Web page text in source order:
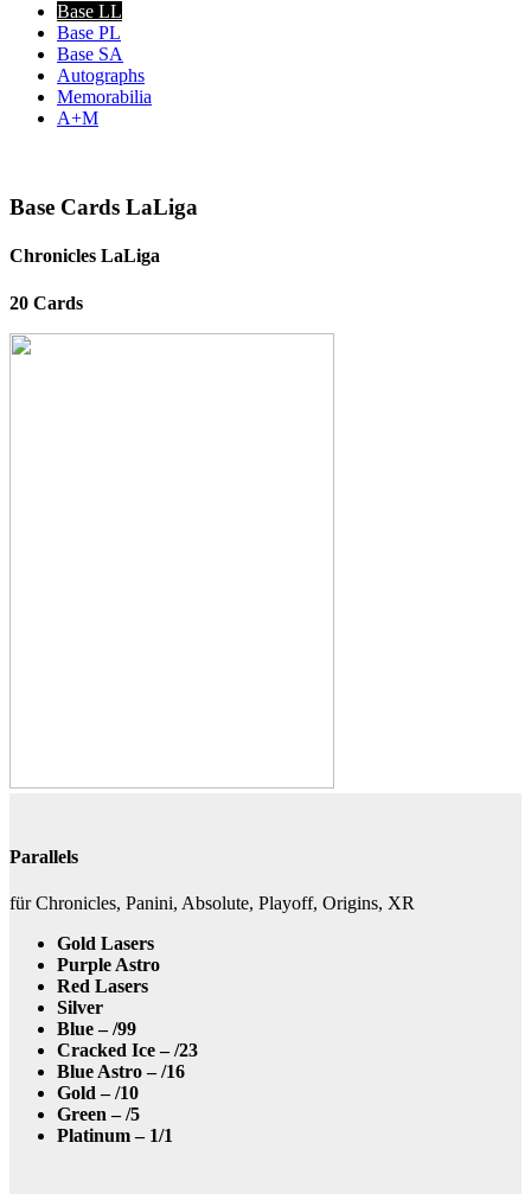
Base LL
Base PL
Base SA
Autographs
Memorabilia
A+M
Base Cards LaLiga
Chronicles LaLiga
20 Cards
Parallels
für Chronicles, Panini, Absolute, Playoff, Origins, XR
Gold Lasers
Purple Astro
Red Lasers
Silver
Blue – /99
Cracked Ice – /23
Blue Astro – /16
Gold – /10
Green – /5
Platinum – 1/1